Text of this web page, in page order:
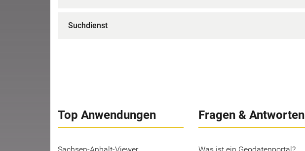
Suchdienst
Top Anwendungen Fragen & Antworten